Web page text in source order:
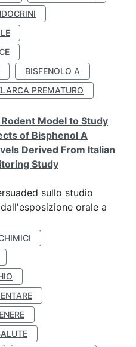
BISFENOLO A
PREMATURO
Model to Study
of Bisphenol A
Derived From Italian
Study
sullo studio
orale a